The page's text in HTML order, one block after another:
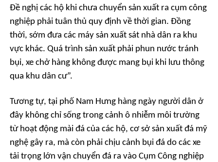
Đề nghị các hộ khi chưa chuyển sản xuất ra cụm công
nghiệp phải tuân thủ quy định về thời gian. Đồng
thời, sớm đưa các máy sản xuất sát nhà dân ra khu
vực khác. Quá trình sản xuất phải phun nước tránh
bụi, xe chở hàng không được mang bụi khi lưu thông
qua khu dân cư”.
Tương tự, tại phố Nam Hưng hàng ngày người dân ở
đây không chỉ sống trong cảnh ô nhiễm môi trường
từ hoạt động mài đá của các hộ, cơ sở sản xuất đá mỹ
nghệ gây ra, mà còn phải chịu cảnh bụi đá do các xe
tải trọng lớn vận chuyển đá ra vào Cụm Công nghiệp